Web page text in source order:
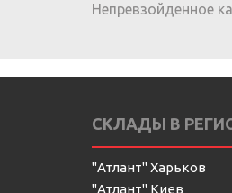
Непревзойденное
СКЛАДЫ В
"Атлант" Харьков
"Атлант" Киев